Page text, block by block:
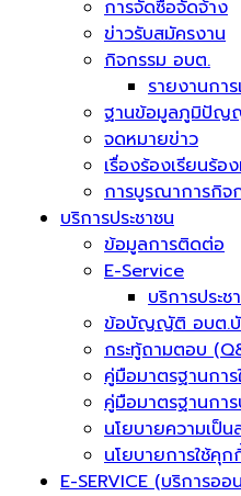
การจัดซื้อจัดจ้าง
ข่าวรับสมัครงาน
กิจกรรม อบต.
รายงานกา
ฐานข้อมูลภูมิปัญ
จดหมายข่าว
เรื่องร้องเรียนร้อ
การบูรณาการกิจ
บริการประชาชน
ข้อมูลการติดต่อ
E-Service
บริการประช
ข้อบัญญัติ อบต.บั
กระทู้ถามตอบ
คู่มือมาตรฐานการ
คู่มือมาตรฐานกา
นโยบายความเป็
นโยบายการใช้คุก
E-SERVICE (บริการออ